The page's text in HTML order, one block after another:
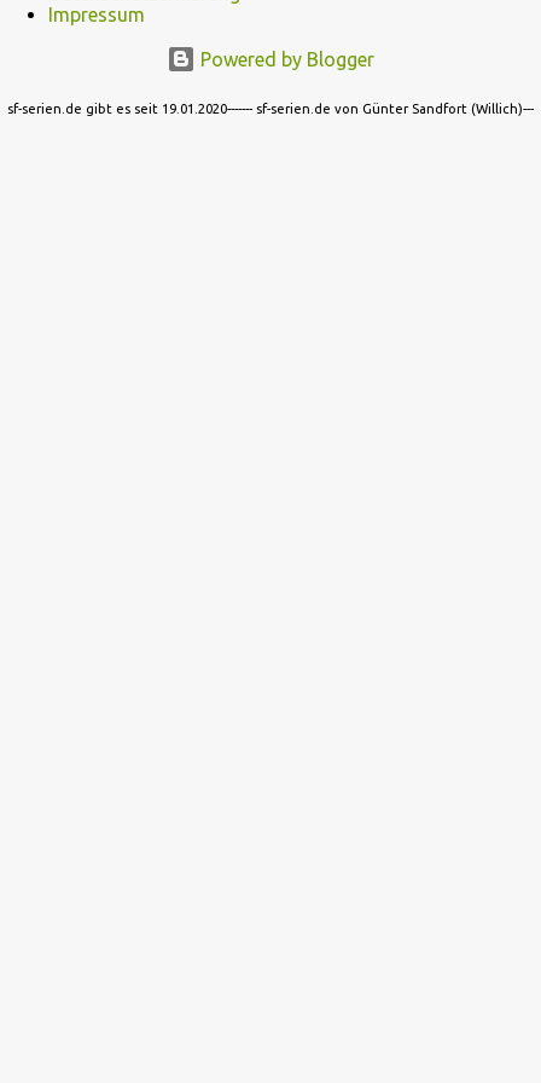
Impressum
Powered by Blogger
sf-serien.de gibt es seit 19.01.2020------- sf-serien.de von Günter Sandfort (Willich)---